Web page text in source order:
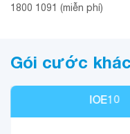
1800 1091 (miễn phí)
Gói cước khác
IOE10